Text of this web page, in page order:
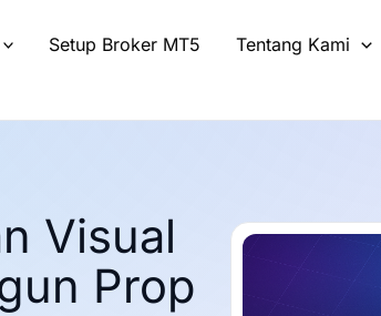
Setup Broker MT5 Tentang Kami
Visual
Prop